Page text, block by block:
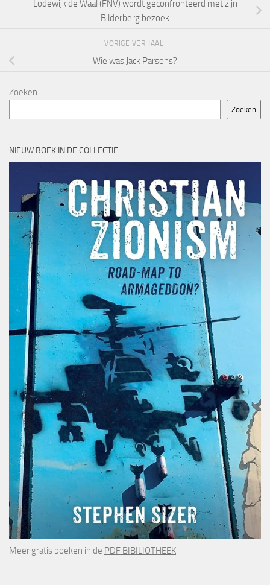
Lodewijk de Waal (FNV) wordt geconfronteerd met zijn
Bilderberg bezoek
VORIGE VERHAAL
Wie was Jack Parsons?
Zoeken
Zoeken
NIEUW BOEK IN DE COLLECTIE
Meer gratis boeken in de PDF BIBILIOTHEEK